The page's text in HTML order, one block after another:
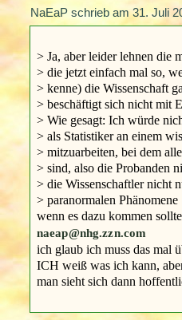
NaEaP schrieb am31. Juli
> Ja, aber leider lehnen die
> die jetzt einfach mal so,
> kenne) die Wissenschaft
> beschäftigt sich nicht mit
> Wie gesagt: Ich würde
> als Statistiker an einem
> mitzuarbeiten, bei dem
> sind, also die Probanden
> die Wissenschaftler nicht
> paranormalen
wenn es dazu kommen
naeap@nhg.zzn.com
ich glaub ich muss das mal
ICH weiß was ich kann,
man sieht sich dann